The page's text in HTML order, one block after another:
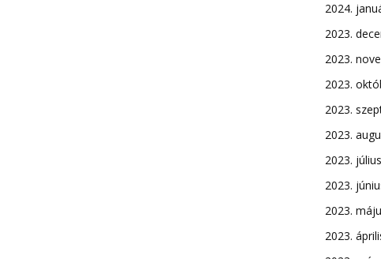
2024.
2023.
2023.
2023.
2023.
2023.
2023. július
2023.
2023.
2023.